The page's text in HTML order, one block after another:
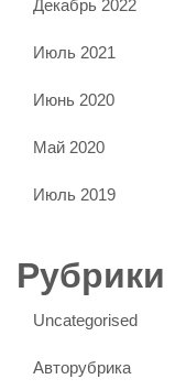
Декабрь 2022
Июль 2021
Июнь 2020
Май 2020
Июль 2019
Рубрики
Uncategorised
Авторубрика